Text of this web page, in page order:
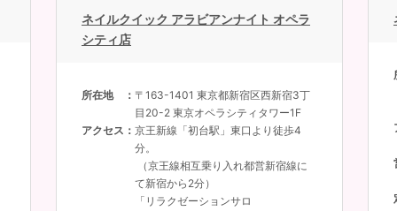
ネイルクイック アラビアンナイト オペラ
シティ店
所在地
〒163-1401 東京都新宿区西新宿3丁
目20-2 東京オペラシティタワー1F
アクセス
京王新線「初台駅」東口より徒歩4
分。
（京王線相互乗り入れ都営新宿線に
て新宿から2分）
「リラクゼーションサロ